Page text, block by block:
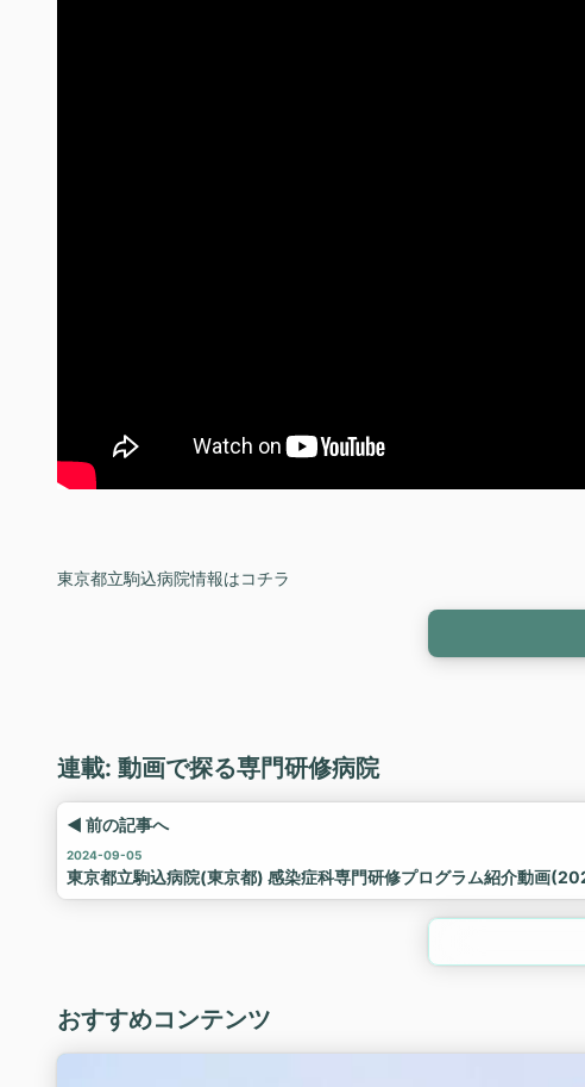
東京都立駒込病院情報はコチラ
連載: 動画で探る専門研修病院
◀ 前の記事へ
2024-09-05
東京都立駒込病院(東京都) 感染症科専門研修プログラム紹介動画
おすすめコンテンツ